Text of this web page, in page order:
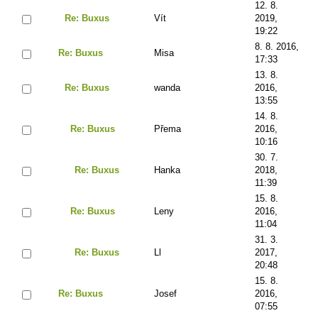
Re: Buxus Vít
12. 8.
2019,
19:22
Re: Buxus Misa
8. 8. 2016,
17:33
Re: Buxus wanda
13. 8.
2016,
13:55
Re: Buxus Přema
14. 8.
2016,
10:16
Re: Buxus Hanka
30. 7.
2018,
11:39
Re: Buxus Leny
15. 8.
2016,
11:04
Re: Buxus
31. 3.
2017,
20:48
Re: Buxus Josef
15. 8.
2016,
07:55